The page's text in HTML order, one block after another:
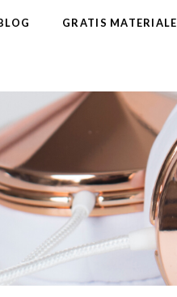
GRATIS MATERIALE